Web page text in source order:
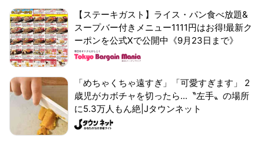
【ステーキガスト】ライス・パン食べ放題&
スープバー付きメニュー1111円はお得!最新ク
ーポンを公式Xで公開中《9月23日まで》
「めちゃくちゃ遠すぎ」「可愛すぎます」 2
歳児がカボチャを切ったら...〝左手〟の場所
に5.3万人もん絶|Jタウンネット